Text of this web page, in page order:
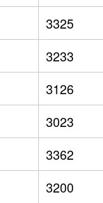
3325
3233
3126
3023
3362
3200